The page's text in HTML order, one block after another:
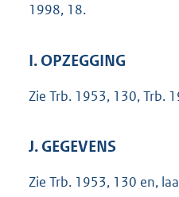
1998, 18.
I. OPZEGGING
Zie Trb. 1953, 130, Trb.
J. GEGEVENS
Zie Trb. 1953, 130 en,